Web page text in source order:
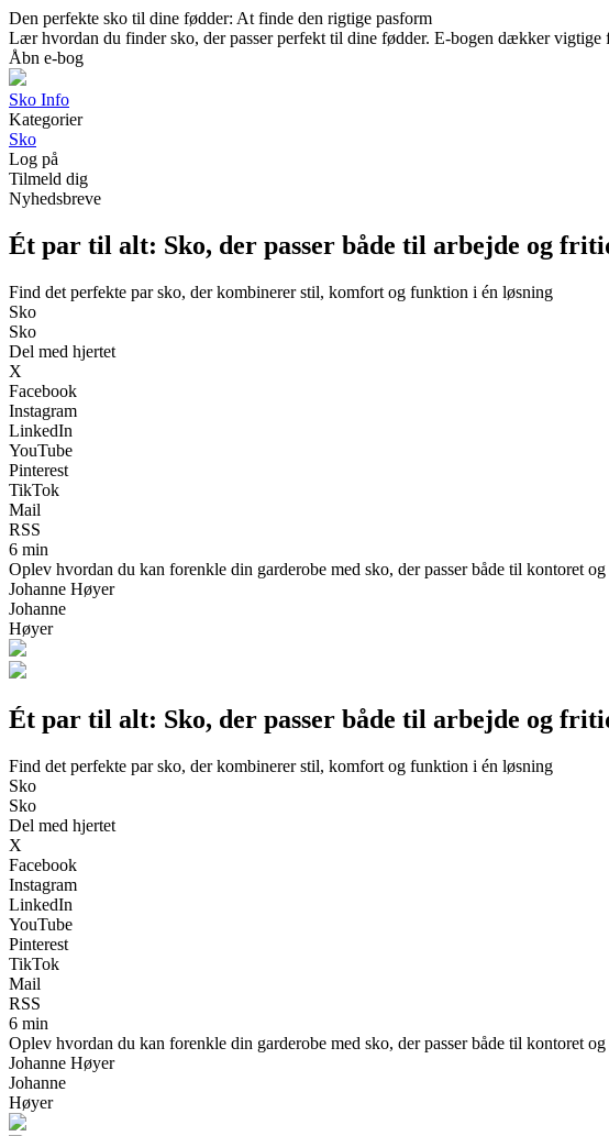
Den perfekte sko til dine fødder: At finde den rigtige pasform
Lær hvordan du finder sko, der passer perfekt til dine fødder. E-bogen dækker vigtige
Åbn e-bog
Sko Info
Kategorier
Sko
Log på
Tilmeld dig
Nyhedsbreve
Ét par til alt: Sko, der passer både til arbejde og
Find det perfekte par sko, der kombinerer stil, komfort og funktion i én løsning
Sko
Sko
Del med hjertet
X
Facebook
Instagram
LinkedIn
YouTube
Pinterest
TikTok
Mail
RSS
6 min
Oplev hvordan du kan forenkle din garderobe med sko, der passer både til kontoret
Johanne Høyer
Johanne
Høyer
Ét par til alt: Sko, der passer både til arbejde og
Find det perfekte par sko, der kombinerer stil, komfort og funktion i én løsning
Sko
Sko
Del med hjertet
X
Facebook
Instagram
LinkedIn
YouTube
Pinterest
TikTok
Mail
RSS
6 min
Oplev hvordan du kan forenkle din garderobe med sko, der passer både til kontoret
Johanne Høyer
Johanne
Høyer